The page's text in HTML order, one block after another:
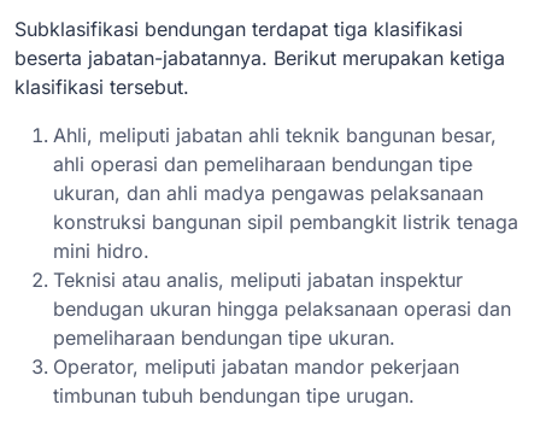
Subklasifikasi bendungan terdapat tiga klasifikasi
beserta jabatan-jabatannya. Berikut merupakan ketiga
klasifikasi tersebut.
Ahli, meliputi jabatan ahli teknik bangunan besar,
ahli operasi dan pemeliharaan bendungan tipe
ukuran, dan ahli madya pengawas pelaksanaan
konstruksi bangunan sipil pembangkit listrik tenaga
mini hidro.
Teknisi atau analis, meliputi jabatan inspektur
bendugan ukuran hingga pelaksanaan operasi dan
pemeliharaan bendungan tipe ukuran.
Operator, meliputi jabatan mandor pekerjaan
timbunan tubuh bendungan tipe urugan.